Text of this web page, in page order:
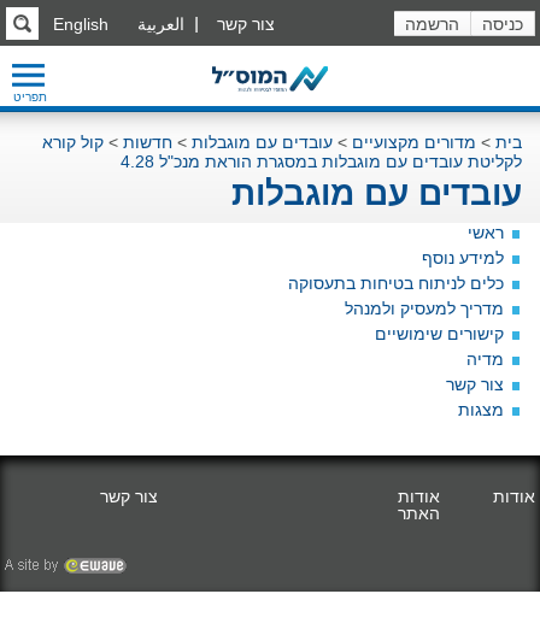
כניסה הרשמה English العربية צור קשר
תפריט
בית > מדורים מקצועיים > עובדים עם מוגבלות > חדשות > קול קורא
לקליטת עובדים עם מוגבלות במסגרת הוראת מנכ"ל 4.28
עובדים עם מוגבלות
ראשי
למידע נוסף
כלים לניתוח בטיחות בתעסוקה
מדריך למעסיק ולמנהל
קישורים שימושיים
מדיה
צור קשר
מצגות
אודות
אודות
האתר
צור קשר